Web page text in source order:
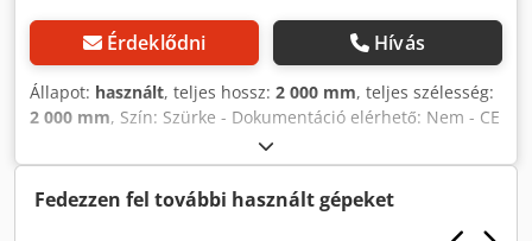
Érdeklődni Hívás
Állapot: használt, teljes hossz: 2 000 mm, teljes szélesség:
2 000 mm, Szín: Szürke - Dokumentáció elérhető: Nem - CE
tanúsítvány: Nem - Szállítási egységek [db]: 1 Pénzügyi
információk ÁFA: A megadott ár ÁFA nélkül értendő ÁFA /
különbözeti adózás: ÁFA levonható vállalkozók számára
Szállítás és beszámítás bármikor lehetséges minden ipari
Fedezzen fel további használt gépeket